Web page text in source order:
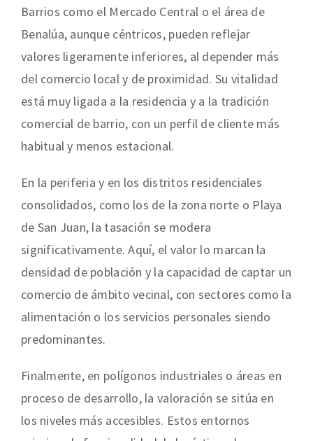
Barrios como el Mercado Central o el área de
Benalúa, aunque céntricos, pueden reflejar
valores ligeramente inferiores, al depender más
del comercio local y de proximidad. Su vitalidad
está muy ligada a la residencia y a la tradición
comercial de barrio, con un perfil de cliente más
habitual y menos estacional.
En la periferia y en los distritos residenciales
consolidados, como los de la zona norte o Playa
de San Juan, la tasación se modera
significativamente. Aquí, el valor lo marcan la
densidad de población y la capacidad de captar un
comercio de ámbito vecinal, con sectores como la
alimentación o los servicios personales siendo
predominantes.
Finalmente, en polígonos industriales o áreas en
proceso de desarrollo, la valoración se sitúa en
los niveles más accesibles. Estos entornos